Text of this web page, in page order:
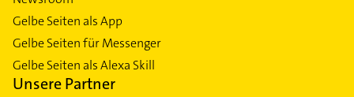
Gelbe Seiten als App
Gelbe Seiten für Messenger
Gelbe Seiten als Alexa Skill
Unsere Partner